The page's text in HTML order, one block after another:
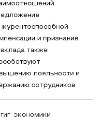
и признание
также
лояльности и
сотрудников.
экономики